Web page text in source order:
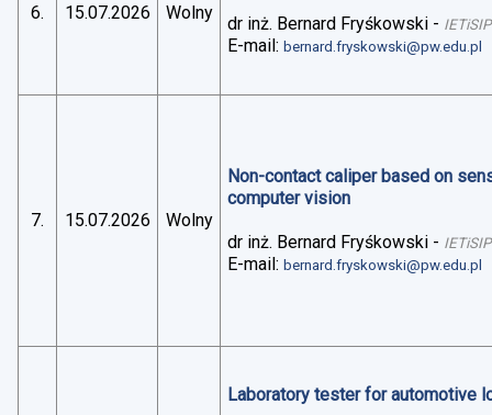
6. 15.07.2026 Wolny
dr inż. Bernard Fryśkowski - IETiSIP
E-mail:bernard.fryskowski@pw.edu.pl
7. 15.07.2026 Wolny
Non-contact caliper based on
computer vision
dr inż. Bernard Fryśkowski - IETiSIP
E-mail:bernard.fryskowski@pw.edu.pl
Laboratory tester for automotive